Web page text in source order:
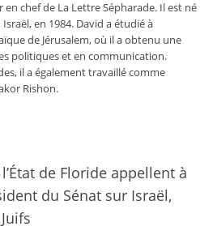
en chef de La Lettre Sépharade. Il est né
en 1984. David a étudié à
de Jérusalem, où il a obtenu une
politiques et en communication.
il a également travaillé comme
Rishon.
de Floride appellent à
du Sénat sur Israël,